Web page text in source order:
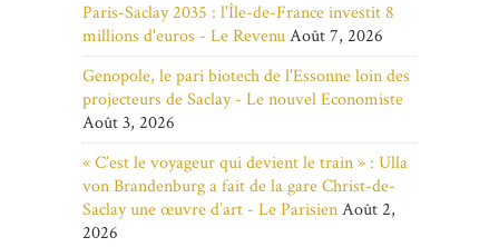
Paris-Saclay 2035 : l'Île-de-France investit 8
millions d'euros - Le RevenuAoût 7, 2026
Genopole, le pari biotech de l'Essonne loin des
projecteurs de Saclay - Le nouvel Economiste
Août 3, 2026
« C’est le voyageur qui devient le train » : Ulla
von Brandenburg a fait de la gare Christ-de-
Saclay une œuvre d’art - Le ParisienAoût 2,
2026